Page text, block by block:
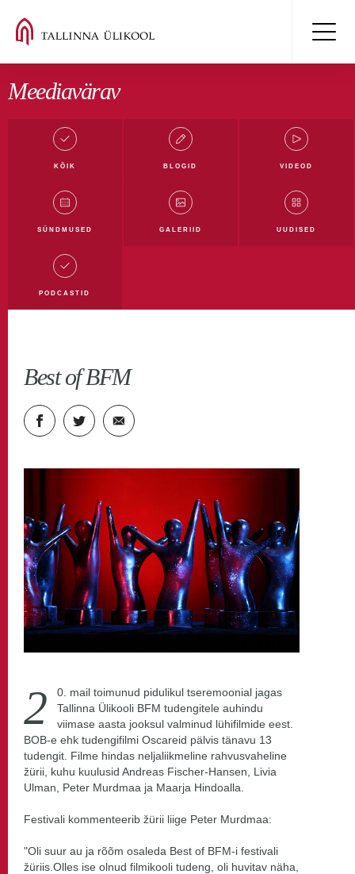
Meediavärav
KÕIK BLOGID
Kõik blogid Mäluüksused blogi Digiblogi
Humanitaarblogi
VIDEOD
SÜNDMUSED GALERIID UUDISED
PODCASTID
Best of BFM
2
0. mail toimunud pidulikul tseremoonial jagas
Tallinna Ülikooli BFM tudengitele auhindu
viimase aasta jooksul valminud lühifilmide eest.
BOB-e ehk tudengifilmi Oscareid pälvis tänavu 13
tudengit. Filme hindas neljaliikmeline rahvusvaheline
žürii, kuhu kuulusid Andreas Fischer-Hansen, Livia
Ulman, Peter Murdmaa ja Maarja Hindoalla.
Festivali kommenteerib žürii liige Peter Murdmaa:
"Oli suur au ja rõõm osaleda Best of BFM-i festivali
žüriis. Olles ise olnud filmikooli tudeng, oli huvitav näha,